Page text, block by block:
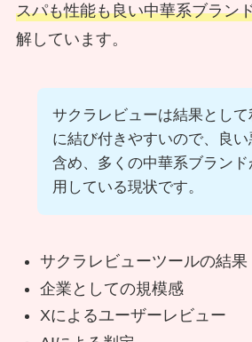
スパも性能も良い中華系ブラン
解しています。
サクラレビューは結果として
に結び付きやすいので、良い
含め、多くの中華系ブランド
用している現状です。
サクラレビューツールの結果
企業としての規模感
Xによるユーザーレビュー